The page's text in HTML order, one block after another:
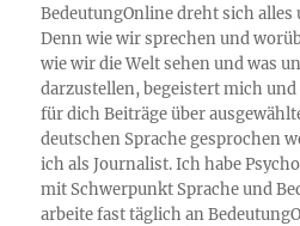
BedeutungOnline dreht sich alles
Denn wie wir sprechen und
wie wir die Welt sehen und was
darzustellen, begeistert mich
für dich Beiträge über
deutschen Sprache gesprochen
ich als Journalist. Ich habe
mit Schwerpunkt Sprache und
arbeite fast täglich an